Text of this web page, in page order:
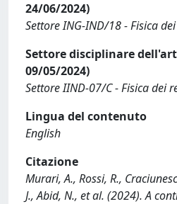
24/06/2024)
Settore ING-IND/18 - Fisica
Settore disciplinare
09/05/2024)
Settore IIND-07/C - Fisica dei
Lingua del contenuto
English
Citazione
Murari, A., Rossi, R.,
J., Abid, N., et al. (2024). A